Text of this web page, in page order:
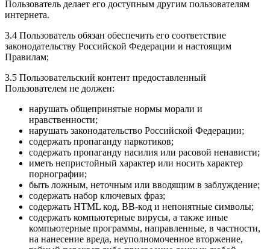
Пользователь делает его доступным другим пользователям
интернета.
3.4 Пользователь обязан обеспечить его соответствие
законодательству Российской Федерации и настоящим
Правилам;
3.5 Пользовательский контент предоставленный
Пользователем не должен:
нарушать общепринятые нормы морали и
нравственности;
нарушать законодательство Российской Федерации;
содержать пропаганду наркотиков;
содержать пропаганду насилия или расовой ненависти;
иметь непристойный характер или носить характер
порнографии;
быть ложным, неточным или вводящим в заблуждение;
содержать набор ключевых фраз;
содержать HTML код, BB-код и непонятные символы;
содержать компьютерные вирусы, а также иные
компьютерные программы, направленные, в частности,
на нанесение вреда, неуполномоченное вторжение,